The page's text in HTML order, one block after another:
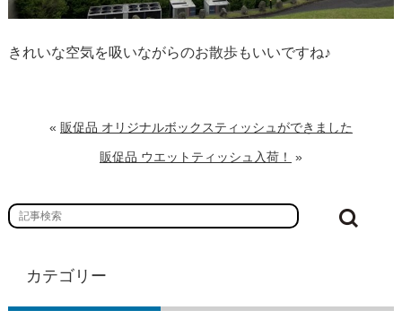
きれいな空気を吸いながらのお散歩もいいですね♪
« 販促品 オリジナルボックスティッシュができました
販促品 ウエットティッシュ入荷！ »
カテゴリー